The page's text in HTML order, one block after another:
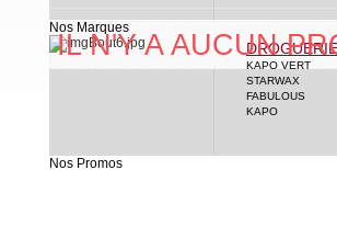
Nos Marques
DROGUERIE
KAPO VERT
STARWAX
FABULOUS
KAPO
Nos Promos
IL N'Y A AUCUN